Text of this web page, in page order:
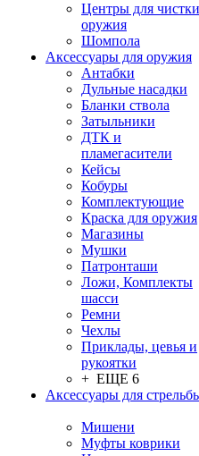
Центры для чистки
оружия
Шомпола
Аксессуары для оружия
Антабки
Дульные насадки
Бланки ствола
Затыльники
ДТК и
пламегасители
Кейсы
Кобуры
Комплектующие
Краска для оружия
Магазины
Мушки
Патронташи
Ложи, Комплекты
шасси
Ремни
Чехлы
Приклады, цевья и
рукоятки
+ ЕЩЕ 6
Аксессуары для
Мишени
Муфты коврики